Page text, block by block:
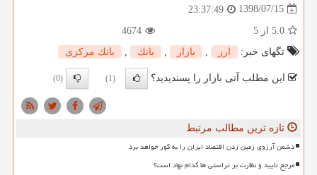
1398/07/15
23:37:49
5.0 از 5
4674
تگهای خبر:
ارز بازار بانك بانك مركزی
این مطلب آنی بازار را پسندیدید؟ (1)
(0)
تازه ترین مطالب مرتبط
دشمن آرزوی زمین زدن اقتصاد ایران را به گور خواهد برد
مرجع تأیید و نظارت بر تراستی ها کدام نهاد است؟